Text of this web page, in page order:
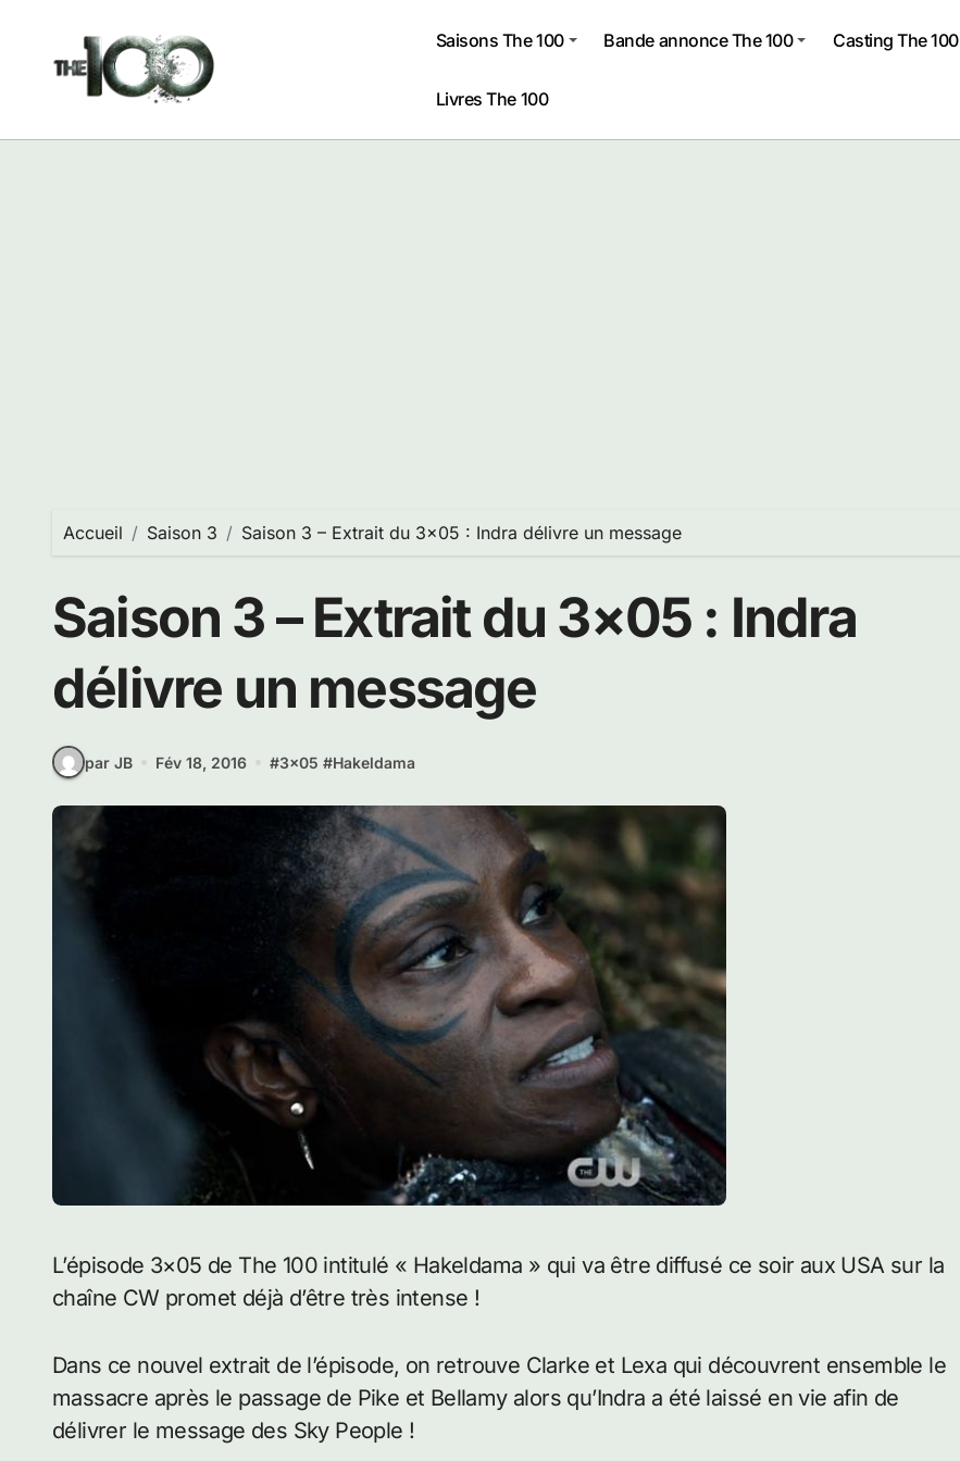
contenu
Saisons The 100 Bande annonce The 100 Casting The 100
Livres The 100
Accueil Saison 3 Saison 3 – Extrait du 3×05 : Indra délivre un message
Saison 3 – Extrait du 3×05 : Indra
délivre un message
par JB Fév 18, 2016 #3x05 #Hakeldama
L’épisode 3×05 de The 100 intitulé « Hakeldama » qui va être diffusé ce soir aux USA sur la
chaîne CW promet déjà d’être très intense !
Dans ce nouvel extrait de l’épisode, on retrouve Clarke et Lexa qui découvrent ensemble le
massacre après le passage de Pike et Bellamy alors qu’Indra a été laissé en vie afin de
délivrer le message des Sky People !